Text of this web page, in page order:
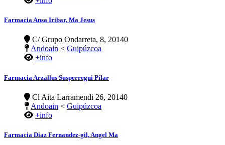
Farmacia Ansa Iribar, Ma Jesus
C/ Grupo Ondarreta, 8, 20140
Andoain < Guipúzcoa
+info
Farmacia Arzallus Susperregui Pilar
Cl Aita Larramendi 26, 20140
Andoain < Guipúzcoa
+info
Farmacia Diaz Fernandez-gil, Angel Ma